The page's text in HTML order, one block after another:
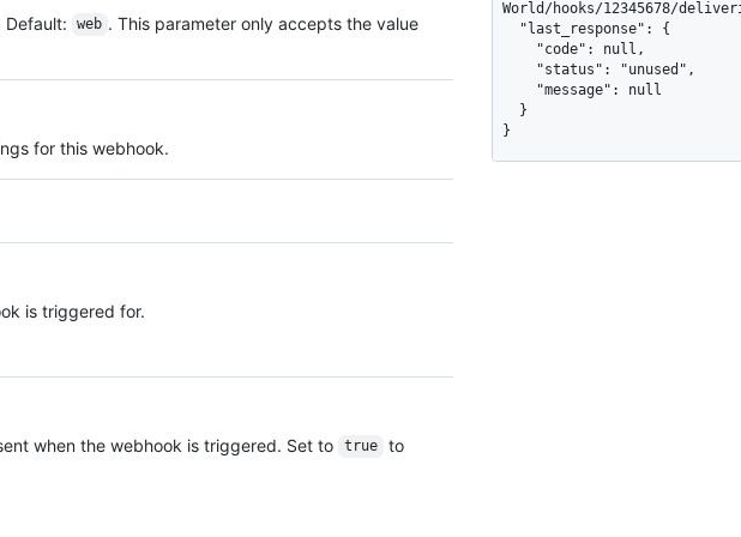
Default: web . This parameter only accepts the value
for this webhook.
is triggered for.
when the webhook is triggered. Set to
true
to
World/hooks/12345678/
}